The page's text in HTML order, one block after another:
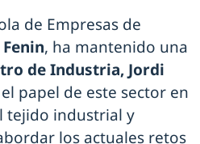
de Empresas de
Fenin, ha mantenido una
de Industria, Jordi
papel de este sector en
tejido industrial y
los actuales retos